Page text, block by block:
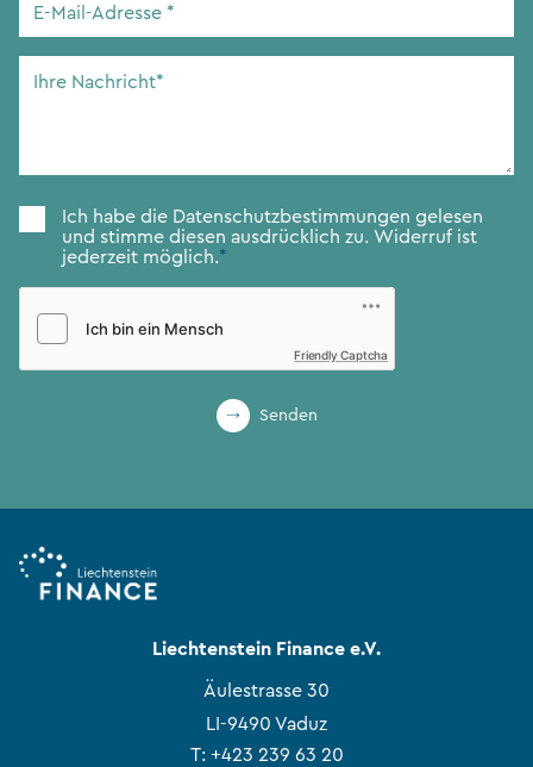
Adresse*
Zustimmung*
Ich habe die Datenschutzbestimmungen gelesen
und stimme diesen ausdrücklich zu. Widerruf ist
jederzeit möglich.*
Friendly Captcha
Senden
Liechtenstein Finance e.V.
Äulestrasse 30
LI-9490 Vaduz
T: +423 239 63 20